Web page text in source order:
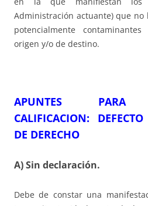
Administración actuante) que no
potencialmente
origen y/o de destino.
APUNTES
CALIFICACION:
DE DERECHO
A) Sin declaración.
Debe de constar una